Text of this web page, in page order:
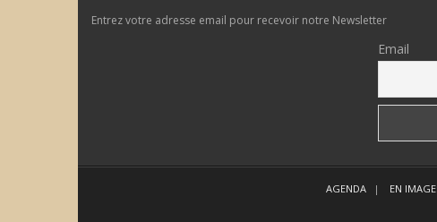
Entrez votre adresse email pour recevoir notre Newsletter
Email
AGENDA EN